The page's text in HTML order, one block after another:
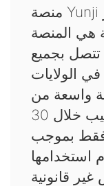
منصة Yunji السحابية لاستقبال رموز
هي المنصة
تتصل بجميع
الولايات
واسعة من
أرقام الولايات المتحدة وتستجيب خلال 30
فقط بموجب
استخدامها